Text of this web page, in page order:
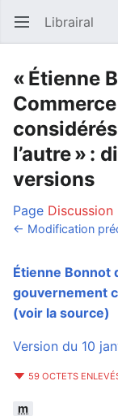
Ouvrir le menu principal Librairal
« Étienne
l’autre » :
versions
Page Discussion
← Modification
Étienne Bonnot
gouvernement
(voir la source)
Version du 10
59 OCTETS
m